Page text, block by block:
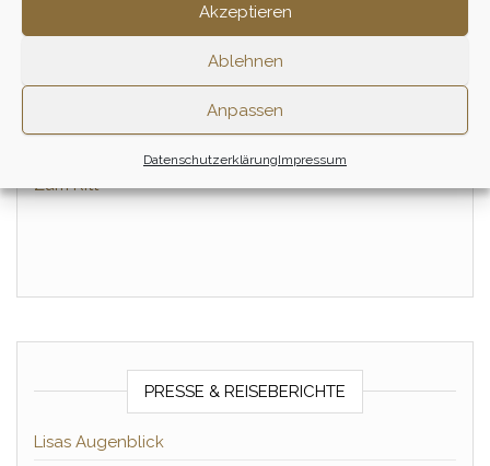
Akzeptieren
Ablehnen
Anpassen
DatenschutzerklärungImpressum
1/2 Tag
Zum Ritt
100,00
1/2 Tag
PRESSE & REISEBERICHTE
Lisas Augenblick